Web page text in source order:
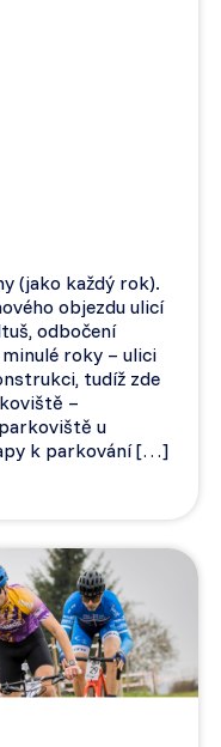
(jako každý rok).
objezdu ulicí
odbočení
roky – ulici
tudíž zde
–
u
k parkování […]